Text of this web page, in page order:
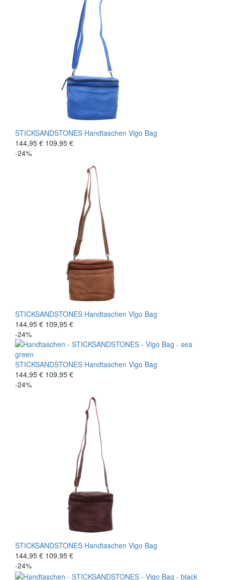
STICKSANDSTONES Handtaschen Vigo Bag
144,95 € 109,95 €
-24%
STICKSANDSTONES Handtaschen Vigo Bag
144,95 € 109,95 €
-24%
STICKSANDSTONES Handtaschen Vigo Bag
144,95 € 109,95 €
-24%
STICKSANDSTONES Handtaschen Vigo Bag
144,95 € 109,95 €
-24%